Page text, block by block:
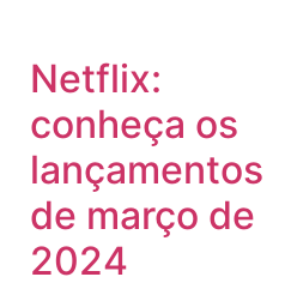
Netflix:
conheça os
lançamentos
de março de
2024